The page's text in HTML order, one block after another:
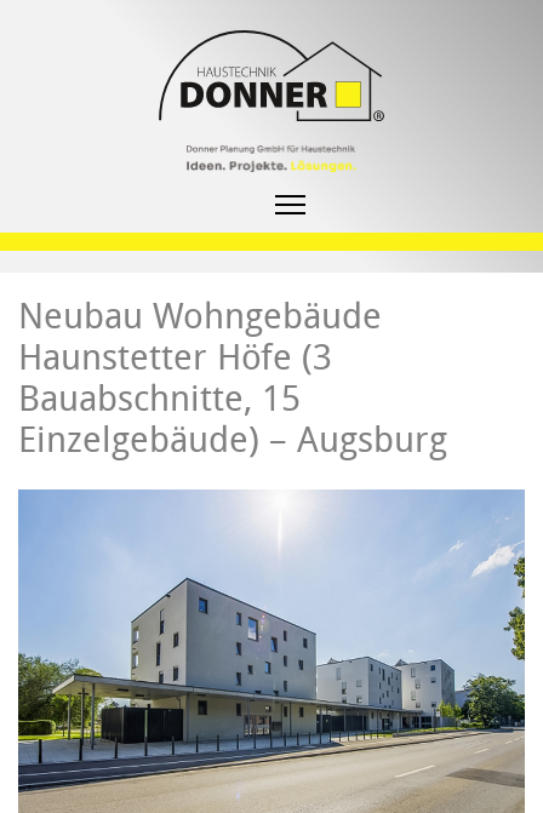
Neubau Wohngebäude
Haunstetter Höfe (3
Bauabschnitte, 15
Einzelgebäude) – Augsburg